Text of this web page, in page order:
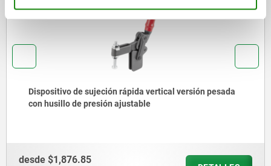
Dispositivos de sujeción rápida verticales con pie
horizontal y husillo de presión ajustable
desde